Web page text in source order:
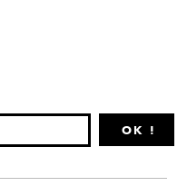
OK !